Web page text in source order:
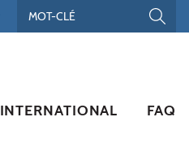
INTERNATIONAL FAQ